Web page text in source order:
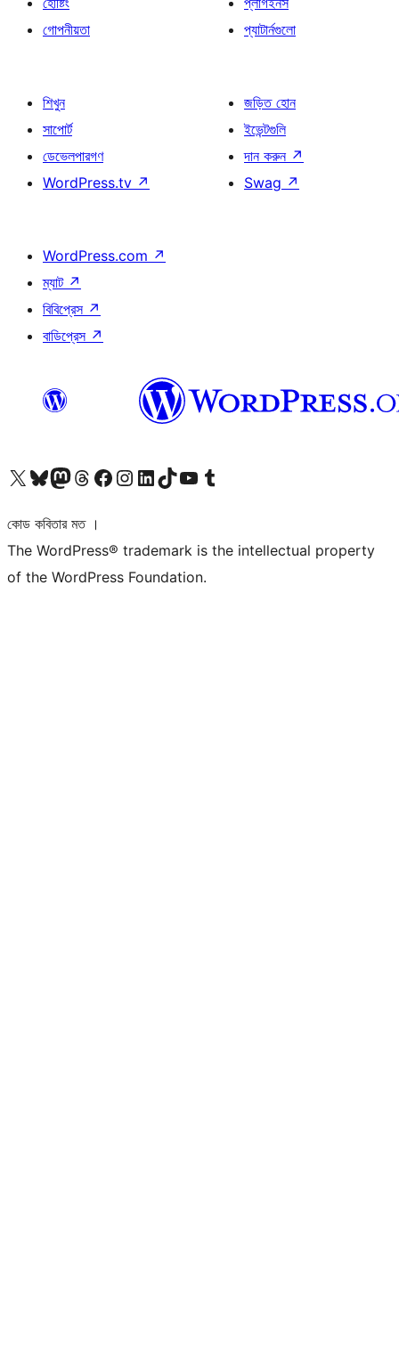
গোপনীয়তা
প্যাটার্নগুলো
শিখুন
সাপোর্ট
ডেভেলপারগণ
WordPress.tv ↗
জড়িত হোন
ইভেন্টগুলি
দান করুন ↗
Swag ↗
WordPress.com ↗
ম্যাট ↗
বিবিপ্রেস ↗
বাডিপ্রেস ↗
আমাদের X (আগের টুইটার) অ্যাকাউন্টে যানআমাদের Bluesky অ্যাকাউন্টটি দেখুনআমাদের মাস্টোডন অ্যাকাউন্টটি দেখুনআমাদের থ্রেডস অ্যাকাউন্টটি দেখুনআমাদের ফেসবুক পেজ দেখুনআমাদের ইন্সটাগ্রাম অ্যাকাউন্ট দেখুনআমাদের লিঙ্কডইন অ্যাকাউন্টে যানআমাদের TikTok অ্যাকাউন্টটি দেখুনআমাদের ইউটিউব চ্যানেলে যান আমাদের টাম্বলার অ্যাকাউন্ট দেখুন
কোড কবিতার মত ।
The WordPress® trademark is the intellectual property
of the WordPress Foundation.